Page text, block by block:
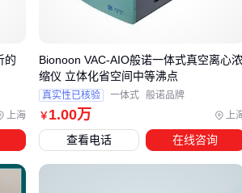
片 或电解质粉
配合饮用水也能应
否含刺激性添加剂。
助工具有哪些？
一步，配套工具直接影响使用体验：
上海
的
￥ 1.00万 上
Bionoon VAC-AIO般诺一体式真空离心
缩仪 立体化省空间中等沸点
真实性已核验 一体式 般诺品牌
查看电话 在线咨询